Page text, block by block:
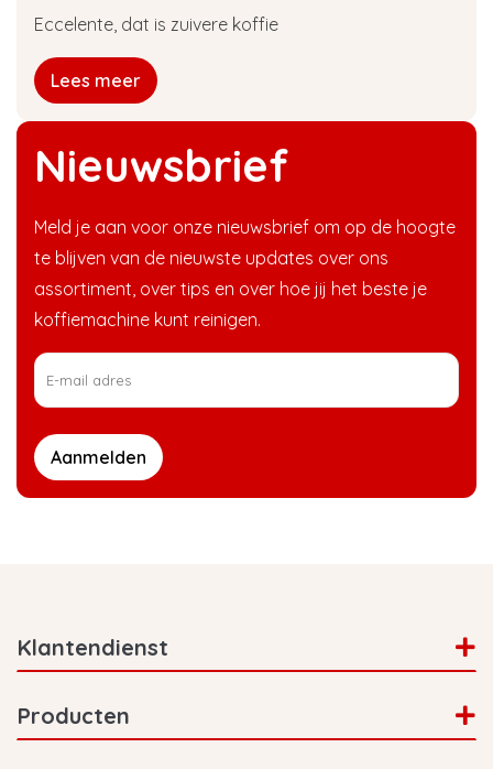
Nieuwsbrief
Meld je aan voor onze nieuwsbrief om op de hoogte
te blijven van de nieuwste updates over ons
assortiment, over tips en over hoe jij het beste je
koffiemachine kunt reinigen.
Aanmelden
Eccelente, dat is zuivere koffie
Lees meer
Klantendienst
Producten